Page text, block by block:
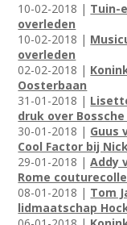
10-02-2018 | Tuin-
overleden
10-02-2018 |
overleden
02-02-2018 |
Oosterbaan
31-01-2018 |
druk over
30-01-2018 | Guus
Cool Factor bij
29-01-2018 |Addy
Rome
08-01-2018 | Tom
lidmaatschap